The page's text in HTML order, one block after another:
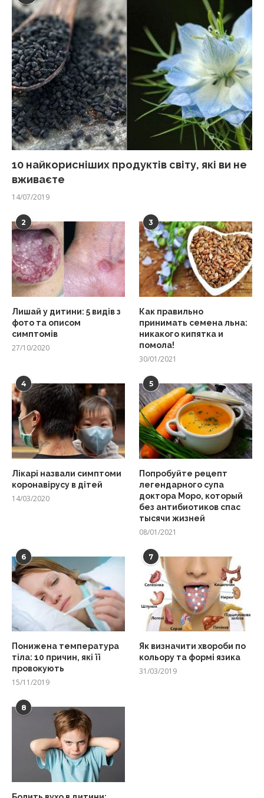
10 найкорисніших продуктів світу, які ви не
вживаєте
14/07/2019
2
Лишай у дитини: 5 видів з
фото та описом
симптомів
27/10/2020
3
Как правильно
принимать семена льна:
никакого кипятка и
помола!
30/01/2021
4
Лікарі назвали симптоми
коронавірусу в дітей
14/03/2020
5
Попробуйте рецепт
легендарного супа
доктора Моро, который
без антибиотиков спас
тысячи жизней
08/01/2021
6
Понижена температура
тіла: 10 причин, які її
провокують
15/11/2019
7
Як визначити хвороби по
кольору та формі язика
31/03/2019
8